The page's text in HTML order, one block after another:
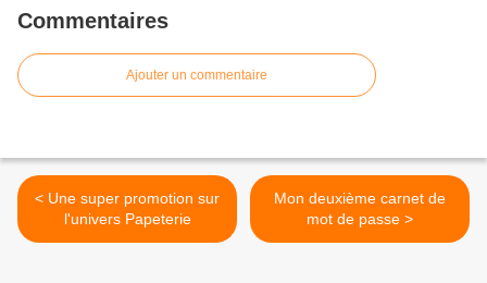
Commentaires
Ajouter un commentaire
< Une super promotion sur
l'univers Papeterie
Mon deuxième carnet de
mot de passe >